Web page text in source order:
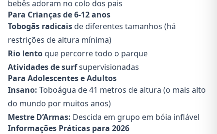
bebês adoram no colo dos pais
Para Crianças de 6-12 anos
Tobogãs radicais de diferentes tamanhos (há
restrições de altura mínima)
Rio lento que percorre todo o parque
Atividades de surfsupervisionadas
Para Adolescentes e Adultos
Insano: Toboágua de 41 metros de altura (o mais alto
do mundo por muitos anos)
Mestre D’Armas: Descida em grupo em bóia inflável
Informações Práticas para 2026